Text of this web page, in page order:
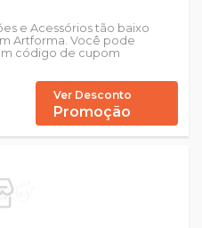
e Acessórios tão baixo
Artforma. Você pode
código de cupom
Ver Desconto
Promoção